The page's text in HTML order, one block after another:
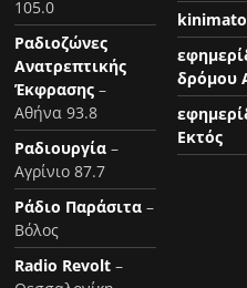
105.0
Ραδιοζώνες
Ανατρεπτικής
Έκφρασης –
Αθήνα 93.8
Ραδιουργία –
Αγρίνιο 87.7
Ράδιο Παράσιτα –
Βόλος
Radio Revolt –
δρόμου
Εκτός